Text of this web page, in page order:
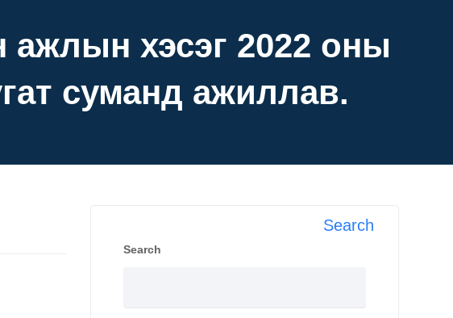
ажлын хэсэг 2022 оны
суманд ажиллав.
Search
Search